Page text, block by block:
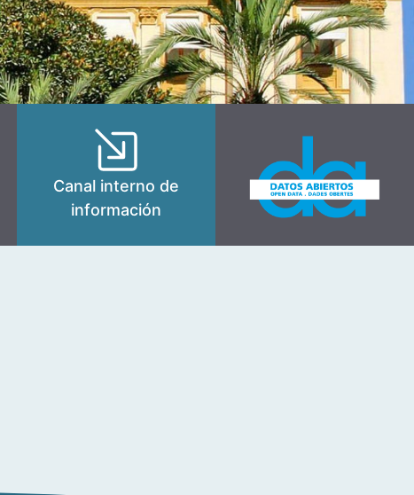
Canal interno de
información